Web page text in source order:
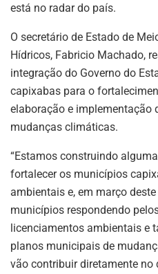
está no radar do país.
O secretário de Estado de
Hídricos, Fabricio Machado,
integração do Governo do
capixabas para o
elaboração e implementação
mudanças climáticas.
“Estamos construindo
fortalecer os municípios
ambientais e, em março
municípios respondendo
licenciamentos ambientais e
planos municipais de
vão contribuir diretamente no